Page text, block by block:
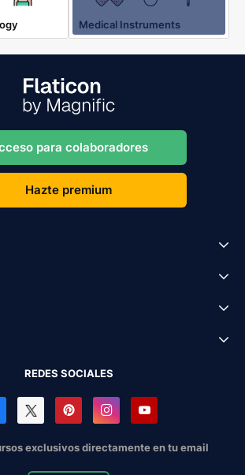
Medical Instruments
para colaboradores
Hazte premium
REDES SOCIALES
exclusivos directamente en tu email